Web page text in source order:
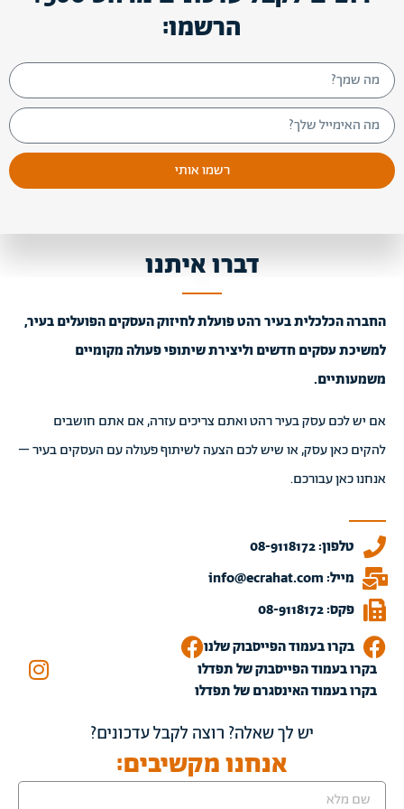
הרשמו:
רשמו אותי
דברו איתנו
החברה הכלכלית בעיר רהט פועלת לחיזוק העסקים הפועלים בעיר,
למשיכת עסקים חדשים וליצירת שיתופי פעולה מקומיים
משמעותיים.
אם יש לכם עסק בעיר רהט ואתם צריכים עזרה, אם אתם חושבים
להקים כאן עסק, או שיש לכם הצעה לשיתוף פעולה עם העסקים בעיר –
אנחנו כאן עבורכם.
טלפון: 08-9118172
מייל: info@ecrahat.com
פקס: 08-9118172
בקרו בעמוד הפייסבוק שלנו
בקרו בעמוד הפייסבוק של תפדלו
בקרו בעמוד האינסגרם של תפדלו
יש לך שאלה? רוצה לקבל עדכונים?
אנחנו מקשיבים: